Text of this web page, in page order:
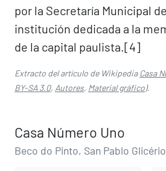
por la Secretaría Municipal
institución dedicada a la
de la capital paulista.[4]​
Extracto del artículo de WikipediaCasa
BY-SA 3.0, Autores, Material gráfico).
Casa Número Uno
Beco do Pinto, San Pablo Glicério